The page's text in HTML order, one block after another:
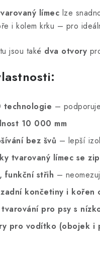
límec lze
i kolem krku – pro
jsou také dva otvory
–
10 000 mm
bez švů – lepší
tvarovaný límec se
funkční střih –
končetiny i kořen
pro psy s
pro vodítko (obojek i